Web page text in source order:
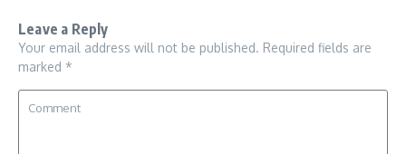
Leave a Reply
Your email address will not be published. Required fields are
marked *